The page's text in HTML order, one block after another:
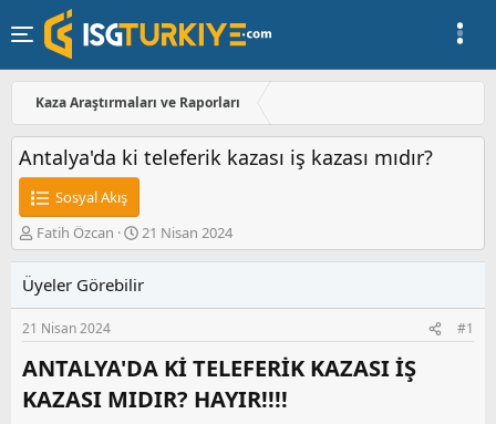
Kaza Araştırmaları ve Raporları
Antalya'da ki teleferik kazası iş kazası mıdır?
Sosyal Akış
K
o
u
y
u
a
ş
l
Fatih Özcan
B
a
l
a
ı
ç
t
21 Nisan 2024
Üyeler Görebilir
21 Nisan 2024 #1
ANTALYA'DA Kİ TELEFERİK KAZASI İŞ
KAZASI MIDIR? HAYIR!!!!​